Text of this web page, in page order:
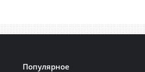
Популярное